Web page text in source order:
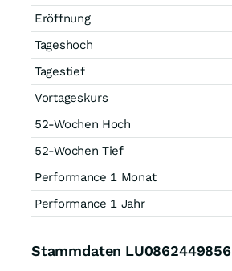
Eröffnung
Tageshoch
Tagestief
Vortageskurs
52-Wochen Hoch
52-Wochen Tief
Performance 1 Monat
Performance 1 Jahr
Stammdaten LU0862449856